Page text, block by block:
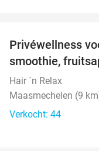
Privéwellness
smoothie,
Hair ´n Relax
Maasmechelen (9
Verkocht: 44